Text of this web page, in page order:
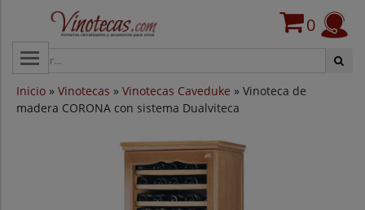
0
CATEGORÍAS
VINOTECAS POR MARCAS
Inicio » Vinotecas » Vinotecas Caveduke » Vinoteca de
madera CORONA con sistema Dualviteca